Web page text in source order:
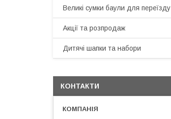
Великі сумки баули для переїзду
Акції та розпродаж
Дитячі шапки та набори
КОНТАКТИ